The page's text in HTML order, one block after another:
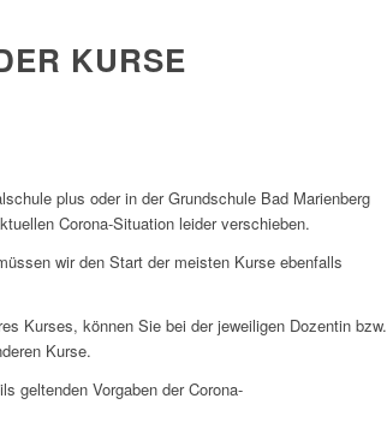
KURSE
plus oder in der Grundschule Bad Marienberg
Corona-Situation leider verschieben.
wir den Start der meisten Kurse ebenfalls
Kurses, können Sie bei der jeweiligen Dozentin bzw.
Kurse.
geltenden Vorgaben der Corona-